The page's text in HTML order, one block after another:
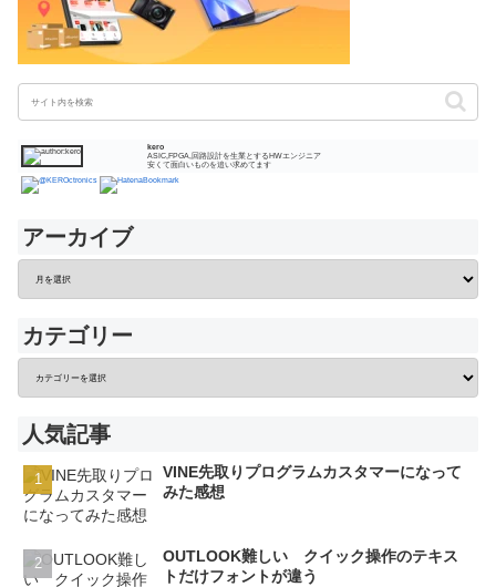
kero
ASIC,FPGA,回路設計を生業とするHWエンジニア
安くて面白いものを追い求めてます
アーカイブ
カテゴリー
人気記事
VINE先取りプログラムカスタマーになって
みた感想
OUTLOOK難しい クイック操作のテキス
トだけフォントが違う